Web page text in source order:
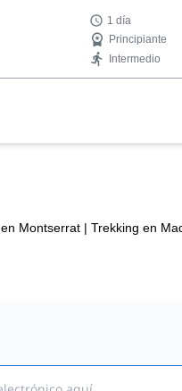
1 día
Principiante
Intermedio
Montserrat | Trekking en